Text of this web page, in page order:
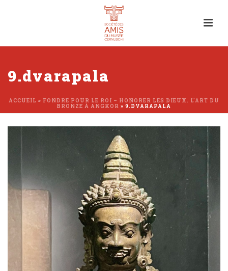
9.dvarapala
ACCUEIL » FONDRE POUR LE ROI – HONORER LES DIEUX. L’ART DU
BRONZE À ANGKOR » 9.DVARAPALA